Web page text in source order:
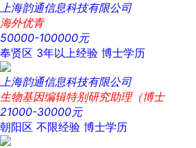
上海韵通信息科技有限公司
海外优青
50000-100000元
奉贤区 3年以上经验 博士学历
上海韵通信息科技有限公司
生物基因编辑特别研究助理（博士
21000-30000元
朝阳区 不限经验 博士学历